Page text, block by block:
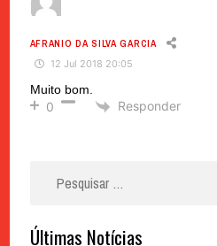
AFRANIO DA SILVA GARCIA
12 Jul 2018 20:05
Muito bom.
0 Responder
Últimas Notícias